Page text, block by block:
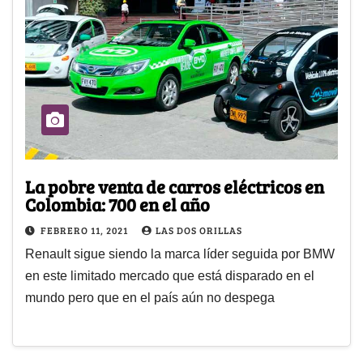
La pobre venta de carros eléctricos en
Colombia: 700 en el año
FEBRERO 11, 2021 LAS DOS ORILLAS
Renault sigue siendo la marca líder seguida por BMW
en este limitado mercado que está disparado en el
mundo pero que en el país aún no despega